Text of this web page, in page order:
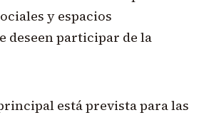
y espacios
deseen participar de la
está prevista para las